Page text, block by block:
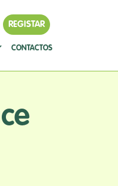
REGISTAR
CONTACTOS